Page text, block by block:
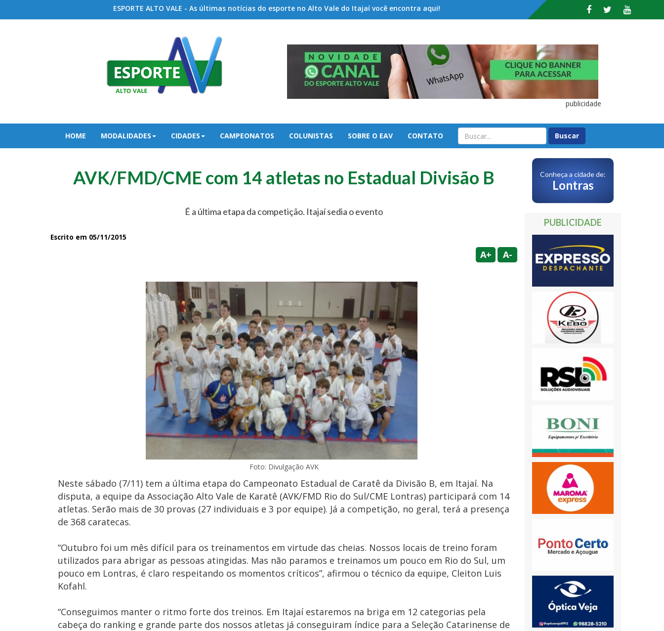
ESPORTE ALTO VALE - As últimas notícias do esporte no Alto Vale do Itajaí você encontra aqui!
publicidade
HOME MODALIDADES CIDADES CAMPEONATOS COLUNISTAS SOBRE O EAV CONTATO
AVK/FMD/CME com 14 atletas no Estadual Divisão B
É a última etapa da competição. Itajaí sedia o evento
Escrito em 05/11/2015
A+ A-
Foto: Divulgação AVK
Neste sábado (7/11) tem a última etapa do Campeonato Estadual de Caratê da Divisão B, em Itajaí. Na
disputa, a equipe da Associação Alto Vale de Karatê (AVK/FMD Rio do Sul/CME Lontras) participará com 14
atletas. Serão mais de 30 provas (27 individuais e 3 por equipe). Já a competição, no geral, terá a presença
de 368 caratecas.
“Outubro foi um mês difícil para os treinamentos em virtude das cheias. Nossos locais de treino foram
utilizados para abrigar as pessoas atingidas. Mas não paramos e treinamos um pouco em Rio do Sul, um
pouco em Lontras, é claro respeitando os momentos críticos”, afirmou o técnico da equipe, Cleiton Luis
Kofahl.
“Conseguimos manter o ritmo forte dos treinos. Em Itajaí estaremos na briga em 12 categorias pela
cabeça do ranking e grande parte dos nossos atletas já conseguiram índice para a Seleção Catarinense de
Conheça a cidade de:
Lontras
PUBLICIDADE